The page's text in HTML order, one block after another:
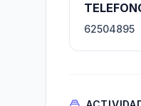
62504895